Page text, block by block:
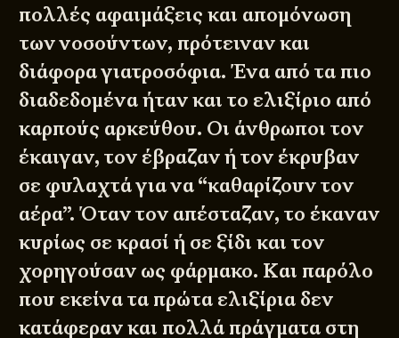
πολλές αφαιμάξεις και απομόνωση
των νοσούντων, πρότειναν και
διάφορα γιατροσόφια. Ένα από τα πιο
διαδεδομένα ήταν και το ελιξίριο από
καρπούς αρκεύθου. Οι άνθρωποι τον
έκαιγαν, τον έβραζαν ή τον έκρυβαν
σε φυλαχτά για να “καθαρίζουν τον
αέρα”. Όταν τον απέσταζαν, το έκαναν
κυρίως σε κρασί ή σε ξίδι και τον
χορηγούσαν ως φάρμακο. Και παρόλο
που εκείνα τα πρώτα ελιξίρια δεν
κατάφεραν και πολλά πράγματα στη